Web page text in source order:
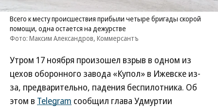
Всего к месту происшествия прибыли четыре бригады скорой
помощи, одна остается на дежурстве
Фото: Максим Александров, Коммерсантъ
Утром 17 ноября произошел взрыв в одном из
цехов оборонного завода «Купол» в Ижевске из-
за, предварительно, падения беспилотника. Об
этом в Telegram сообщил глава Удмуртии